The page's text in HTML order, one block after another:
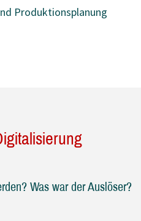
Produktionsplanung
Was war der Auslöser?